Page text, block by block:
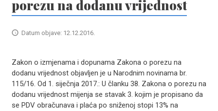
porezu na dodanu vrijednost
Datum objave: 12.12.2016.
Zakon o izmjenama i dopunama Zakona o porezu na
dodanu vrijednost objavljen je u Narodnim novinama br.
115/16. Od 1. siječnja 2017.: U članku 38. Zakona o porezu na
dodanu vrijednost mijenja se stavak 3. kojim je propisano da
se PDV obračunava i plaća po sniženoj stopi 13% na